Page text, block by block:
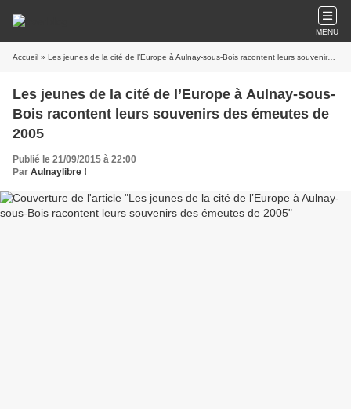
MENU
Accueil » Les jeunes de la cité de l’Europe à Aulnay-sous-Bois racontent leurs souvenirs des émeutes de 2005
Les jeunes de la cité de l’Europe à Aulnay-sous-
Bois racontent leurs souvenirs des émeutes de
2005
Publié le 21/09/2015 à 22:00
Par Aulnaylibre !